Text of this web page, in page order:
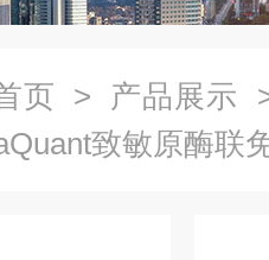
页 > 产品展示
致敏原酶联